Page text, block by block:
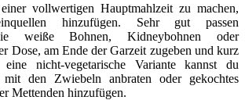
vollwertigen Hauptmahlzeit zu machen,
hinzufügen. Sehr gut passen
weiße Bohnen, Kidneybohnen oder
Dose, am Ende der Garzeit zugeben und kurz
nicht-vegetarische Variante kannst du
mit den Zwiebeln anbraten oder gekochtes
Mettenden hinzufügen.